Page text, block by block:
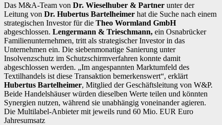
Das M&A-Team von Dr. Wieselhuber & Partner unter der
Leitung von Dr. Hubertus Bartelheimer hat die Suche nach einem
strategischen Investor für die Theo Wormland GmbH
abgeschlossen. Lengermann & Trieschmann, ein Osnabrücker
Familienunternehmen, tritt als strategischer Investor in das
Unternehmen ein. Die siebenmonatige Sanierung unter
Insolvenzschutz im Schutzschirmverfahren konnte damit
abgeschlossen werden. „Im angespannten Marktumfeld des
Textilhandels ist diese Transaktion bemerkenswert“, erklärt
Hubertus Bartelheimer, Mitglied der Geschäftsleitung von W&P.
Beide Handelshäuser würden dieselben Werte teilen und könnten
Synergien nutzen, während sie unabhängig voneinander agieren.
Die Multilabel-Anbieter mit jeweils rund 60 Mio. EUR Euro
Jahresumsatz